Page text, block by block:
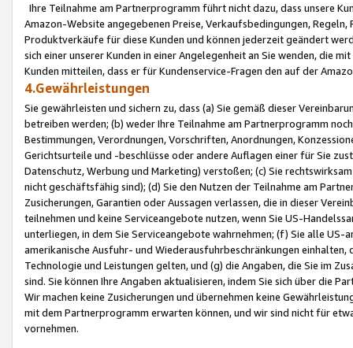
Ihre Teilnahme am Partnerprogramm führt nicht dazu, dass unsere
Amazon-Website angegebenen Preise, Verkaufsbedingungen,
Produktverkäufe für diese Kunden und können jederzeit geändert
sich einer unserer Kunden in einer Angelegenheit an Sie wenden, die
Kunden mitteilen, dass er für Kundenservice-Fragen den auf der
4.Gewährleistungen
Sie gewährleisten und sichern zu, dass (a) Sie gemäß dieser
betreiben werden; (b) weder Ihre Teilnahme am Partnerprogramm
Bestimmungen, Verordnungen, Vorschriften, Anordnungen,
Gerichtsurteile und -beschlüsse oder andere Auflagen einer für Sie
Datenschutz, Werbung und Marketing) verstoßen; (c) Sie
nicht geschäftsfähig sind); (d) Sie den Nutzen der Teilnahme am
Zusicherungen, Garantien oder Aussagen verlassen, die in dieser
teilnehmen und keine Serviceangebote nutzen, wenn Sie US-
unterliegen, in dem Sie Serviceangebote wahrnehmen; (f) Sie alle
amerikanische Ausfuhr- und Wiederausfuhrbeschränkungen
Technologie und Leistungen gelten, und (g) die Angaben, die Sie im
sind. Sie können Ihre Angaben aktualisieren, indem Sie sich über die
Wir machen keine Zusicherungen und übernehmen keine
mit dem Partnerprogramm erwarten können, und wir sind nicht für
vornehmen.